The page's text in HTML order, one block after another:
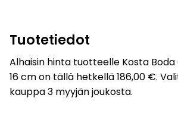
Tuotetiedot
Alhaisin hinta tuotteelle Kosta
16 cm on tällä hetkellä 186,00 €.
kauppa 3 myyjän joukosta.